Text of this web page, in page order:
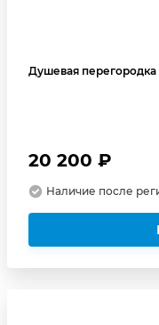
Душевая перегородка
20 200 ₽
Наличие после